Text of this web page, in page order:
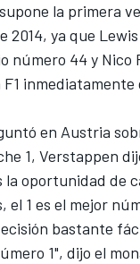
la primera
2014, ya que
número 44 y Nico
inmediatamente
en Austria
1, Verstappen
oportunidad de
el 1 es el mejor
bastante
1", dijo el